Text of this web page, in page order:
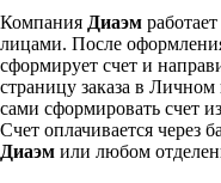
Компания Диаэм
лицами. После
сформирует счет и
страницу заказа в
сами сформировать счет
Счет оплачивается через
Диаэм или любом